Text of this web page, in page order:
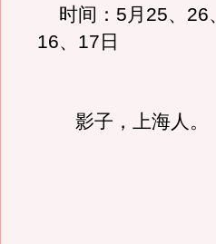
时间：5月25、26
16、17日
影子，上海人。